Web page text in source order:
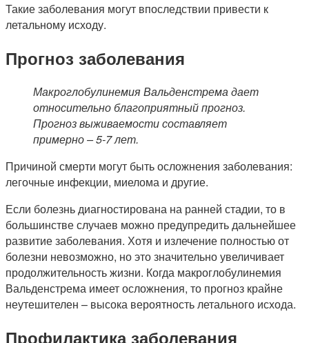
Такие заболевания могут впоследствии привести к
летальному исходу.
Прогноз заболевания
Макроглобулинемия Вальденстрема дает
относительно благоприятный прогноз.
Прогноз выживаемости составляет
примерно – 5-7 лет.
Причиной смерти могут быть осложнения заболевания:
легочные инфекции, миелома и другие.
Если болезнь диагностирована на ранней стадии, то в
большинстве случаев можно предупредить дальнейшее
развитие заболевания. Хотя и излечение полностью от
болезни невозможно, но это значительно увеличивает
продолжительность жизни. Когда макроглобулинемия
Вальденстрема имеет осложнения, то прогноз крайне
неутешителен – высока вероятность летального исхода.
Профилактика заболевания